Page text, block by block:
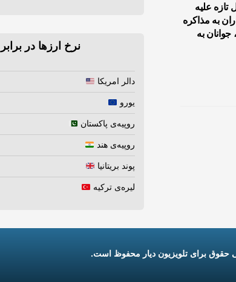
تازه علیه
به مذاکره
به
نرخ ارزها در
دالر امریکا
یورو
روپیه‌ی پاکستان
روپیه‌ی هند
پوند بریتانیا
لیره‌ی ترکیه
حقوق برای تلویزیون دیار محفوظ است.